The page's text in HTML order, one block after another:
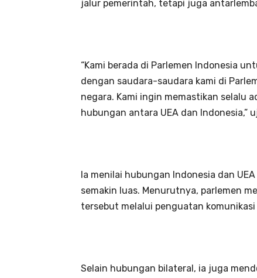
jalur pemerintah, tetapi juga
“Kami berada di Parlemen Indonesia
dengan saudara-saudara kami di
negara. Kami ingin memastikan selalu
hubungan antara UEA dan Indonesia,”
Ia menilai hubungan Indonesia dan
semakin luas. Menurutnya, parlemen
tersebut melalui penguatan
Selain hubungan bilateral, ia juga